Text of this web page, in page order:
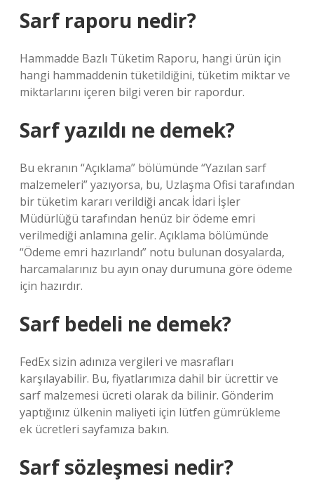
Sarf raporu nedir?
Hammadde Bazlı Tüketim Raporu, hangi ürün için
hangi hammaddenin tüketildiğini, tüketim miktar ve
miktarlarını içeren bilgi veren bir rapordur.
Sarf yazıldı ne demek?
Bu ekranın “Açıklama” bölümünde “Yazılan sarf
malzemeleri” yazıyorsa, bu, Uzlaşma Ofisi tarafından
bir tüketim kararı verildiği ancak İdari İşler
Müdürlüğü tarafından henüz bir ödeme emri
verilmediği anlamına gelir. Açıklama bölümünde
“Ödeme emri hazırlandı” notu bulunan dosyalarda,
harcamalarınız bu ayın onay durumuna göre ödeme
için hazırdır.
Sarf bedeli ne demek?
FedEx sizin adınıza vergileri ve masrafları
karşılayabilir. Bu, fiyatlarımıza dahil bir ücrettir ve
sarf malzemesi ücreti olarak da bilinir. Gönderim
yaptığınız ülkenin maliyeti için lütfen gümrükleme
ek ücretleri sayfamıza bakın.
Sarf sözleşmesi nedir?